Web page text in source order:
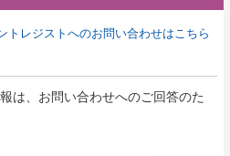
トレジストへのお問い合わせはこちら
は、お問い合わせへのご回答のた